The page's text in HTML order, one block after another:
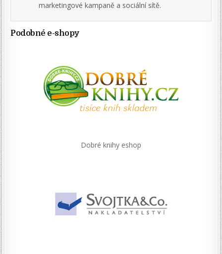
marketingové kampaně a sociální sítě.
Podobné e-shopy
Dobré knihy eshop